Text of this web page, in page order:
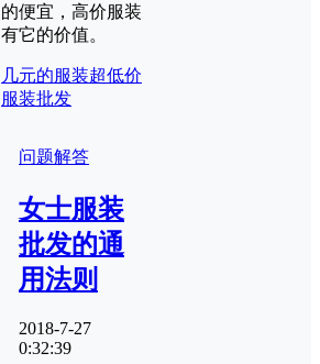
的便宜，高价服装
有它的价值。
几元的服装超低价
服装批发
问题解答
女士服装
批发的通
用法则
2018-7-27
0:32:39